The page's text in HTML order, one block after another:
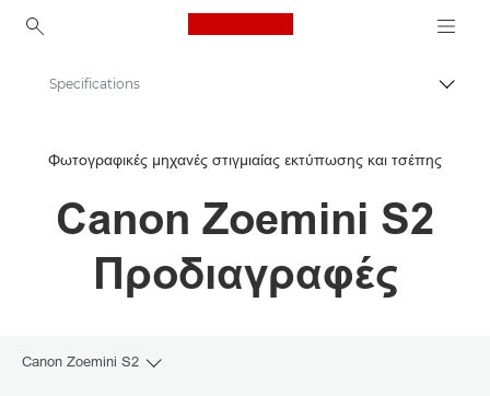
Canon Logo, back to
Ψηφιακές μηχανές
Canon Zoemini S2
Specifications
Φωτογραφικές μηχανές στιγμιαίας εκτύπωσης και τσέπης
Canon Zoemini S2
Προδιαγραφές
Canon Zoemini S2
Toggle breadcrumbs